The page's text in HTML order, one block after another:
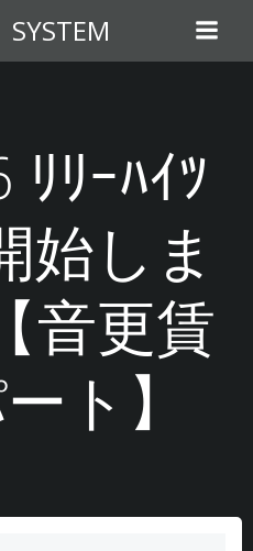
ン
テ
ス
キ
ッ
プ
ﾘｰﾊｲﾂ
始しま
音更賃
ト】